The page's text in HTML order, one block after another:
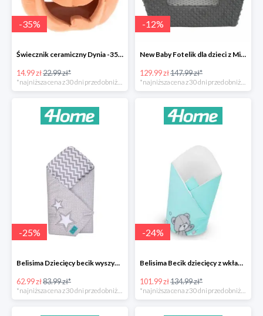
-35%
Świecznik ceramiczny Dynia -35%
14.99 zł22.99 zł*
*najniższa cena z 30 dni przed obniżką
-12%
New Baby Fotelik dla dzieci z Minky Cute Family -12%
129.99 zł147.99 zł*
*najniższa cena z 30 dni przed obniżką
-25%
Belisima Dziecięcy becik wyszywany Gwiazdka -25%
62.99 zł83.99 zł*
-24%
Belisima Becik dziecięcy z wkładem kokosowym Teddy Bear -24%
101.99 zł134.99 zł*